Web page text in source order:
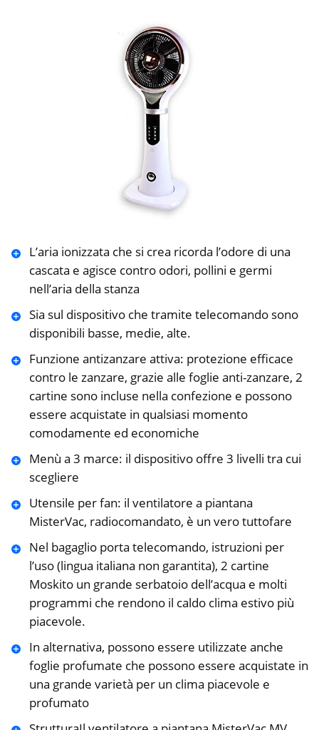
L’aria ionizzata che si crea ricorda l’odore di una
cascata e agisce contro odori, pollini e germi
nell’aria della stanza
Sia sul dispositivo che tramite telecomando sono
disponibili basse, medie, alte.
Funzione antizanzare attiva: protezione efficace
contro le zanzare, grazie alle foglie anti-zanzare, 2
cartine sono incluse nella confezione e possono
essere acquistate in qualsiasi momento
comodamente ed economiche
Menù a 3 marce: il dispositivo offre 3 livelli tra cui
scegliere
Utensile per fan: il ventilatore a piantana
MisterVac, radiocomandato, è un vero tuttofare
Nel bagaglio porta telecomando, istruzioni per
l’uso (lingua italiana non garantita), 2 cartine
Moskito un grande serbatoio dell’acqua e molti
programmi che rendono il caldo clima estivo più
piacevole.
In alternativa, possono essere utilizzate anche
foglie profumate che possono essere acquistate in
una grande varietà per un clima piacevole e
profumato